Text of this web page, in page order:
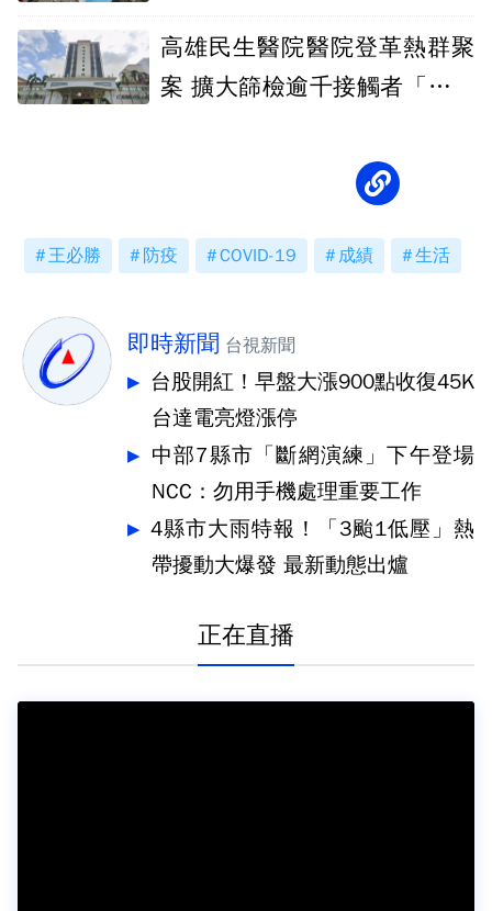
高雄民生醫院醫院登革熱群聚
案 擴大篩檢逾千接觸者「均為
王必勝 防疫 COVID-19 成績 生活
即時新聞 台視新聞
台股開紅！早盤大漲900點收復45K
台達電亮燈漲停
中部7縣市「斷網演練」下午登場
NCC：勿用手機處理重要工作
4縣市大雨特報！「3颱1低壓」熱
帶擾動大爆發 最新動態出爐
正在直播